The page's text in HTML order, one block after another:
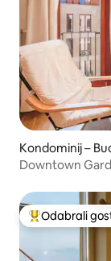
Kondominij –
Downtown
Među najviše
Odabrali